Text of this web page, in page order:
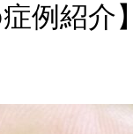
例紹介】